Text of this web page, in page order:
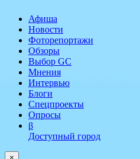
Афиша
Новости
Фоторепортажи
Обзоры
Выбор GC
Мнения
Интервью
Блоги
Спецпроекты
Опросы
β
Доступный город